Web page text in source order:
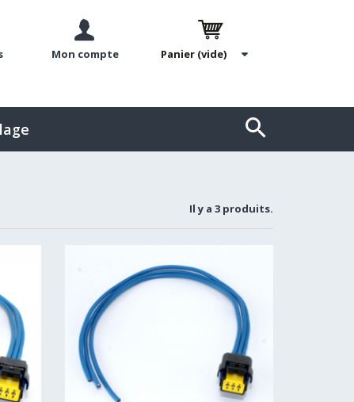
Mon compte Panier (vide)
Il y a 3 produits.